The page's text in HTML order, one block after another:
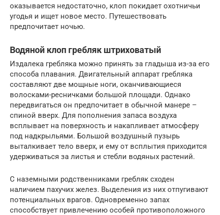
оказывается недостаточно, клоп покидает охотничьи
угодья и ищет новое место. Путешествовать
предпочитает ночью.
Водяной клоп гребляк штри­хо­ва­тый
Издалека гребляка можно принять за гладыша из-за его
способа плавания. Двигательный аппарат гребляка
составляют две мощные ноги, оканчивающиеся
волосками-ресничками большой площади. Однако
передвигаться он предпочитает в обычной манере –
спиной вверх. Для пополнения запаса воздуха
всплывает на поверхность и накапливает атмосферу
под надкрыльями. Большой воздушный пузырь
выталкивает тело вверх, и ему от всплытия приходится
удерживаться за листья и стебли водяных растений.
С наземными родственниками гребляк сходен
наличием пахучих желез. Выделения из них отпугивают
потенциальных врагов. Одновременно запах
способствует привлечению особей противоположного